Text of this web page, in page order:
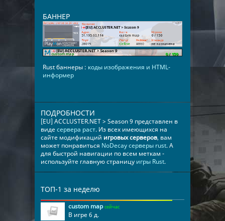
БАННЕР
Rust баннеры : коды изображения и HTML-
информер
ПОДРОБНОСТИ
[EU] ACCLUSTER.NET > Season 9 представлен в
видесервера раст. Из всех имеющихся на
сайте модификаций игровых серверов, вам
может понравиться NoDecay серверы rust. А
для быстрой навигации по всем меткам -
используйте главную страницу игры Rust.
ТОП-1 за неделю
custom map сейчас
В игре 6 д.